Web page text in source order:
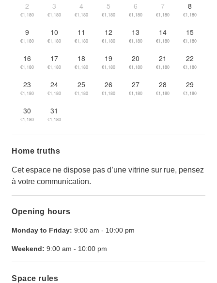
2
€1,180
3
€1,180
4
€1,180
5
€1,180
6
€1,180
7
€1,180
8
€1,180
9
€1,180
10
€1,180
11
€1,180
12
€1,180
13
€1,180
14
€1,180
15
€1,180
16
€1,180
17
€1,180
18
€1,180
19
€1,180
20
€1,180
21
€1,180
22
€1,180
23
€1,180
24
€1,180
25
€1,180
26
€1,180
27
€1,180
28
€1,180
29
€1,180
30
€1,180
31
€1,180
Home truths
Cet espace ne dispose pas d’une vitrine sur rue, pensez
à votre communication.
Opening hours
Monday to Friday: 9:00 am - 10:00 pm
Weekend: 9:00 am - 10:00 pm
Space rules